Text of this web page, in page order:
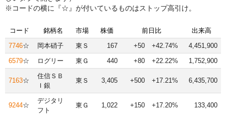
※コードの横に『☆』が付いているものはストップ高引け。
コード 銘柄名 市場 株価 前日比
出来高
7746☆ 岡本硝子 東Ｓ 167 +50 +42.74%
4,451,900
6579☆ ログリー 東Ｇ 440 +80 +22.22% 1,752,900
7163☆
住信ＳＢ
Ｉ銀
東Ｓ 3,405 +500 +17.21% 6,435,700
9244☆
デジタリ
フト
東Ｇ 1,022 +150 +17.20% 133,400